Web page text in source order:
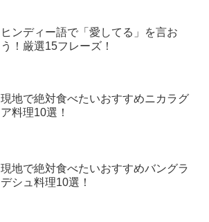
ヒンディー語で「愛してる」を言お
う！厳選15フレーズ！
現地で絶対食べたいおすすめニカラグ
ア料理10選！
現地で絶対食べたいおすすめバングラ
デシュ料理10選！